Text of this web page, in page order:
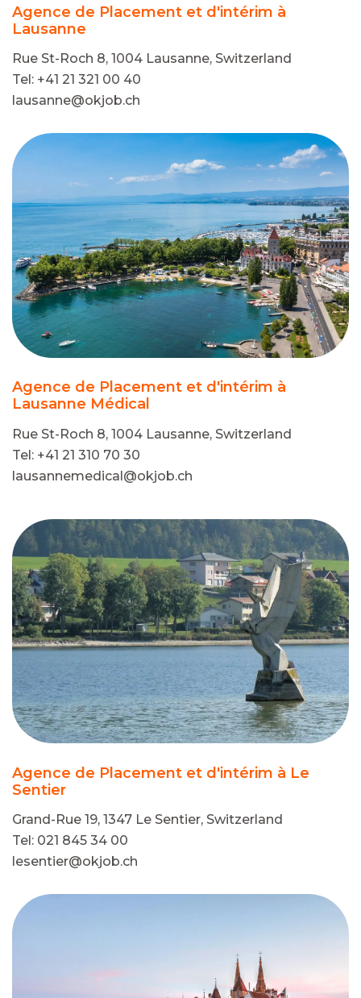
Agence de Placement et d'intérim à
Lausanne
Rue St-Roch 8, 1004 Lausanne, Switzerland
Tel: +41 21 321 00 40
lausanne@okjob.ch
Agence de Placement et d'intérim à
Lausanne Médical
Rue St-Roch 8, 1004 Lausanne, Switzerland
Tel: +41 21 310 70 30
lausannemedical@okjob.ch
Agence de Placement et d'intérim à Le
Sentier
Grand-Rue 19, 1347 Le Sentier, Switzerland
Tel: 021 845 34 00
lesentier@okjob.ch